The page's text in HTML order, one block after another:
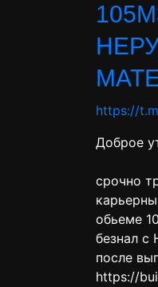
https://
Доброе
срочно
обьеме
безнал с
после
https://